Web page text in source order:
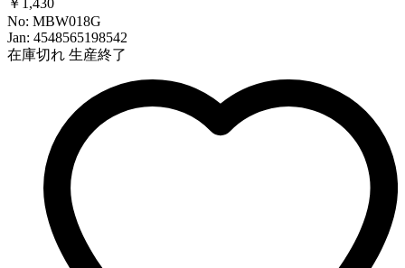
￥1,430
No: MBW018G
Jan: 4548565198542
在庫切れ 生産終了